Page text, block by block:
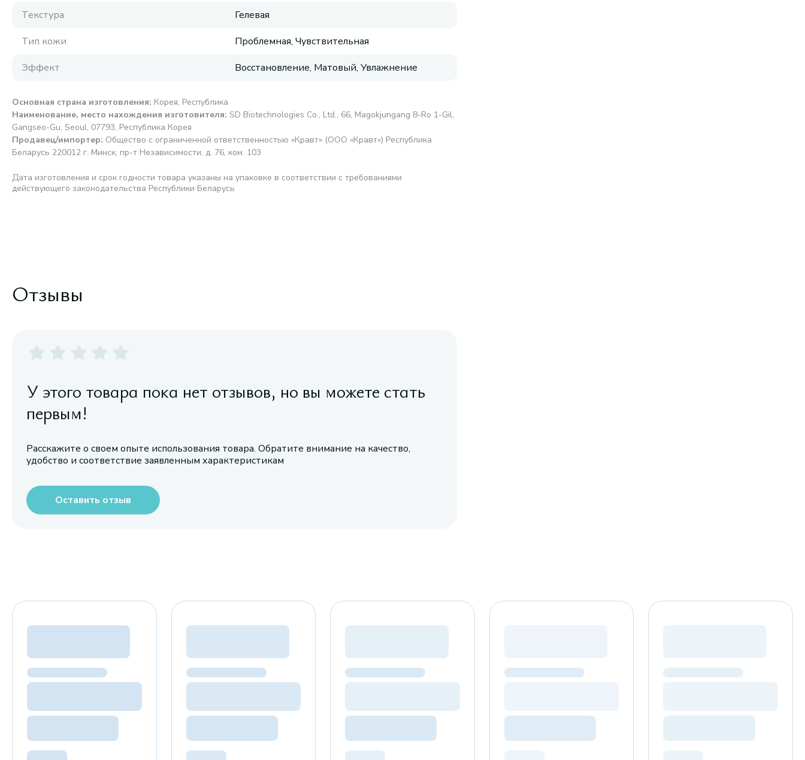
Текстура
Гелевая
Тип кожи
Проблемная, Чувствительная
Эффект
Восстановление, Матовый, Увлажнение
Основная страна изготовления: Корея, Республика
Наименование, место нахождения изготовителя: SD Biotechnologies Co., Ltd., 66, Magokjungang 8-Ro 1-Gil,
Gangseo-Gu, Seoul, 07793, Республика Корея
Продавец/импортер: Общество с ограниченной ответственностью «Кравт» (ООО «Кравт») Республика
Беларусь 220012 г. Минск, пр-т Независимости, д. 76, ком. 103
Дата изготовления и срок годности товара указаны на упаковке в соответствии с требованиями
действующего законодательства Республики Беларусь
Отзывы
У этого товара пока нет отзывов, но вы можете стать
первым!
Расскажите о своем опыте использования товара. Обратите внимание на качество,
удобство и соответствие заявленным характеристикам
Оставить отзыв